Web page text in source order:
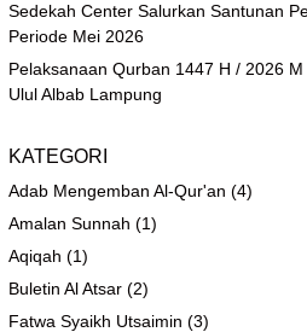
Sedekah Center Salurkan Santunan
Periode Mei 2026
Pelaksanaan Qurban 1447 H / 2026
Ulul Albab Lampung
KATEGORI
Adab Mengemban Al-Qur'an (4)
Amalan Sunnah (1)
Aqiqah (1)
Buletin Al Atsar (2)
Fatwa Syaikh Utsaimin (3)